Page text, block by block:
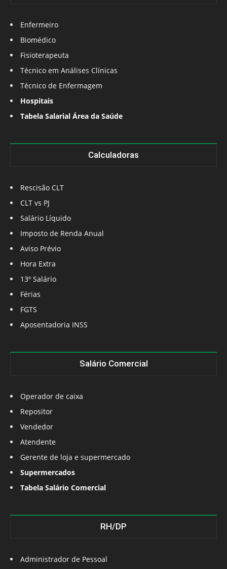
Enfermeiro
Biomédico
Fisioterapeuta
Técnico em Análises Clínicas
Técnico de Enfermagem
Hospitais
Tabela Salarial Área da Saúde
Calculadoras
Rescisão CLT
CLT vs PJ
Salário Líquido
Imposto de Renda Anual
Aviso Prévio
Hora Extra
13º Salário
Férias
FGTS
Aposentadoria INSS
Salário Comercial
Operador de caixa
Repositor
Vendedor
Atendente
Gerente de loja e supermercado
Supermercados
Tabela Salário Comercial
RH/DP
Administrador de Pessoal